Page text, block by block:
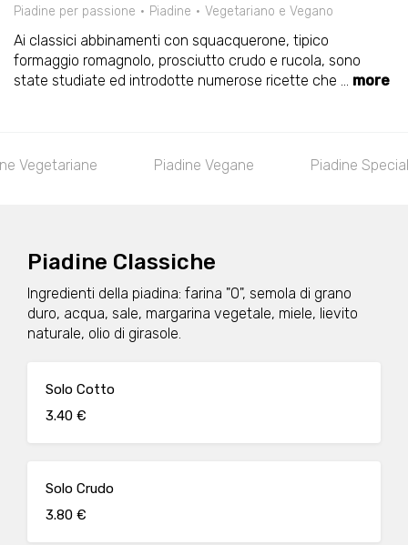
Piadine per passione Piadine Vegetariano e Vegano
Ai classici abbinamenti con squacquerone, tipico
formaggio romagnolo, prosciutto crudo e rucola, sono
state studiate ed introdotte numerose ricette che ... more
Vegetariane Piadine Vegane Piadine
Piadine Classiche
Ingredienti della piadina: farina "0", semola di grano
duro, acqua, sale, margarina vegetale, miele, lievito
naturale, olio di girasole.
Solo Cotto
3.40 €
Solo Crudo
3.80 €